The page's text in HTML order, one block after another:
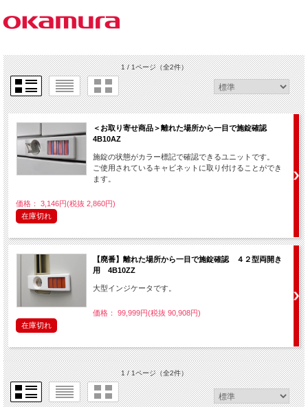
1 / 1ページ（全2件）
＜お取り寄せ商品＞離れた場所から一目で施錠確認
4B10AZ
施錠の状態がカラー標記で確認できるユニットです。
ご使用されているキャビネットに取り付けることができ
ます。
価格： 3,146円(税抜 2,860円)
在庫切れ
【廃番】離れた場所から一目で施錠確認 ４２型両開き
用 4B10ZZ
大型インジケータです。
価格： 99,999円(税抜 90,908円)
在庫切れ
1 / 1ページ（全2件）